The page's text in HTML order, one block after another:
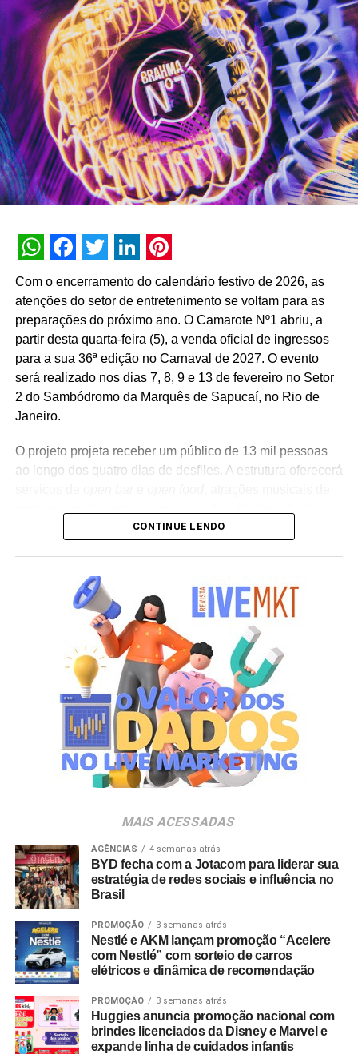
soma mais de 3 bilhões de interações históricas. No
primeiro semestre de 2026, a assistente registrou 74
milhões de interações, alcançando uma taxa de retenção
interna de 90% e índice de resolutividade de 87% nos
atendimentos.
Além da b.ia, o Meu Bradesco engloba ferramentas como
o E-agro — plataforma digital direcionada a produtores
rurais — e sistemas de recomendação de investimentos
suportados porGenAI(Inteligência Artificial Generativa),
que fornecem assessoria financeira automatizada e
A estratégia de divulgação da campanha engloba
peças deOut of Home(OOH) e ações com
influenciadores digitais, reforçando o posicionamento do
banco na transformação digital do setor financeiro.
WhatsApp
Facebook
Twitter
LinkedIn
Pinterest
Com o encerramento do calendário festivo de 2026, as
atenções do setor de entretenimento se voltam para as
preparações do próximo ano. O Camarote Nº1 abriu, a
partir desta quarta-feira (5), a venda oficial de ingressos
para a sua 36ª edição no Carnaval de 2027. O evento
será realizado nos dias 7, 8, 9 e 13 de fevereiro no Setor
2 do Sambódromo da Marquês de Sapucaí, no Rio de
Janeiro.
O projeto projeta receber um público de 13 mil pessoas
ao longo dos quatro dias de desfiles. A estrutura oferecerá
marcas parceiras. “O Camarote Nº1 é um projeto que faz
uma experiência personalizada que nasce dolifestyle
cidade maravilhosa”, destaca Marcio Esher, sócio, diretor
de negócios e marketing da Holding Clube e gestor do
A produção do evento é assinada pela agência Banco_
em parceria com a Storymakers e a Cross Networking,
empresas pertencentes ao ecossistema da Holding
Clube. O projeto criativo mantém a assinatura “Brasil na
Veia”, conceito focado na valorização da cultura nacional,
da música e da hospitalidade carioca.
no canal oficial da Ticketmaster, com lote inicial a partir
de R$ 3.950,00. As demais atualizações e atrações do
evento serão divulgadas nos canais oficiais do camarote
nos próximos meses.
CONTINUE LENDO
MAIS ACESSADAS
AGÊNCIAS 4 semanas atrás
BYD fecha com a Jotacom para liderar sua
estratégia de redes sociais e influência no
Brasil
PROMOÇÃO 3 semanas atrás
Nestlé e AKM lançam promoção “Acelere
com Nestlé” com sorteio de carros
elétricos e dinâmica de recomendação
PROMOÇÃO 3 semanas atrás
Huggies anuncia promoção nacional com
brindes licenciados da Disney e Marvel e
expande linha de cuidados infantis